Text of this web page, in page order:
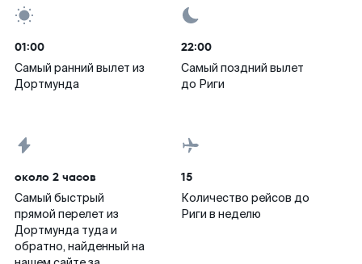
01:00
Самый ранний вылет из
Дортмунда
22:00
Самый поздний вылет
до Риги
около 2 часов
Самый быстрый
прямой перелет из
Дортмунда туда и
обратно, найденный на
15
Количество рейсов до
Риги в неделю